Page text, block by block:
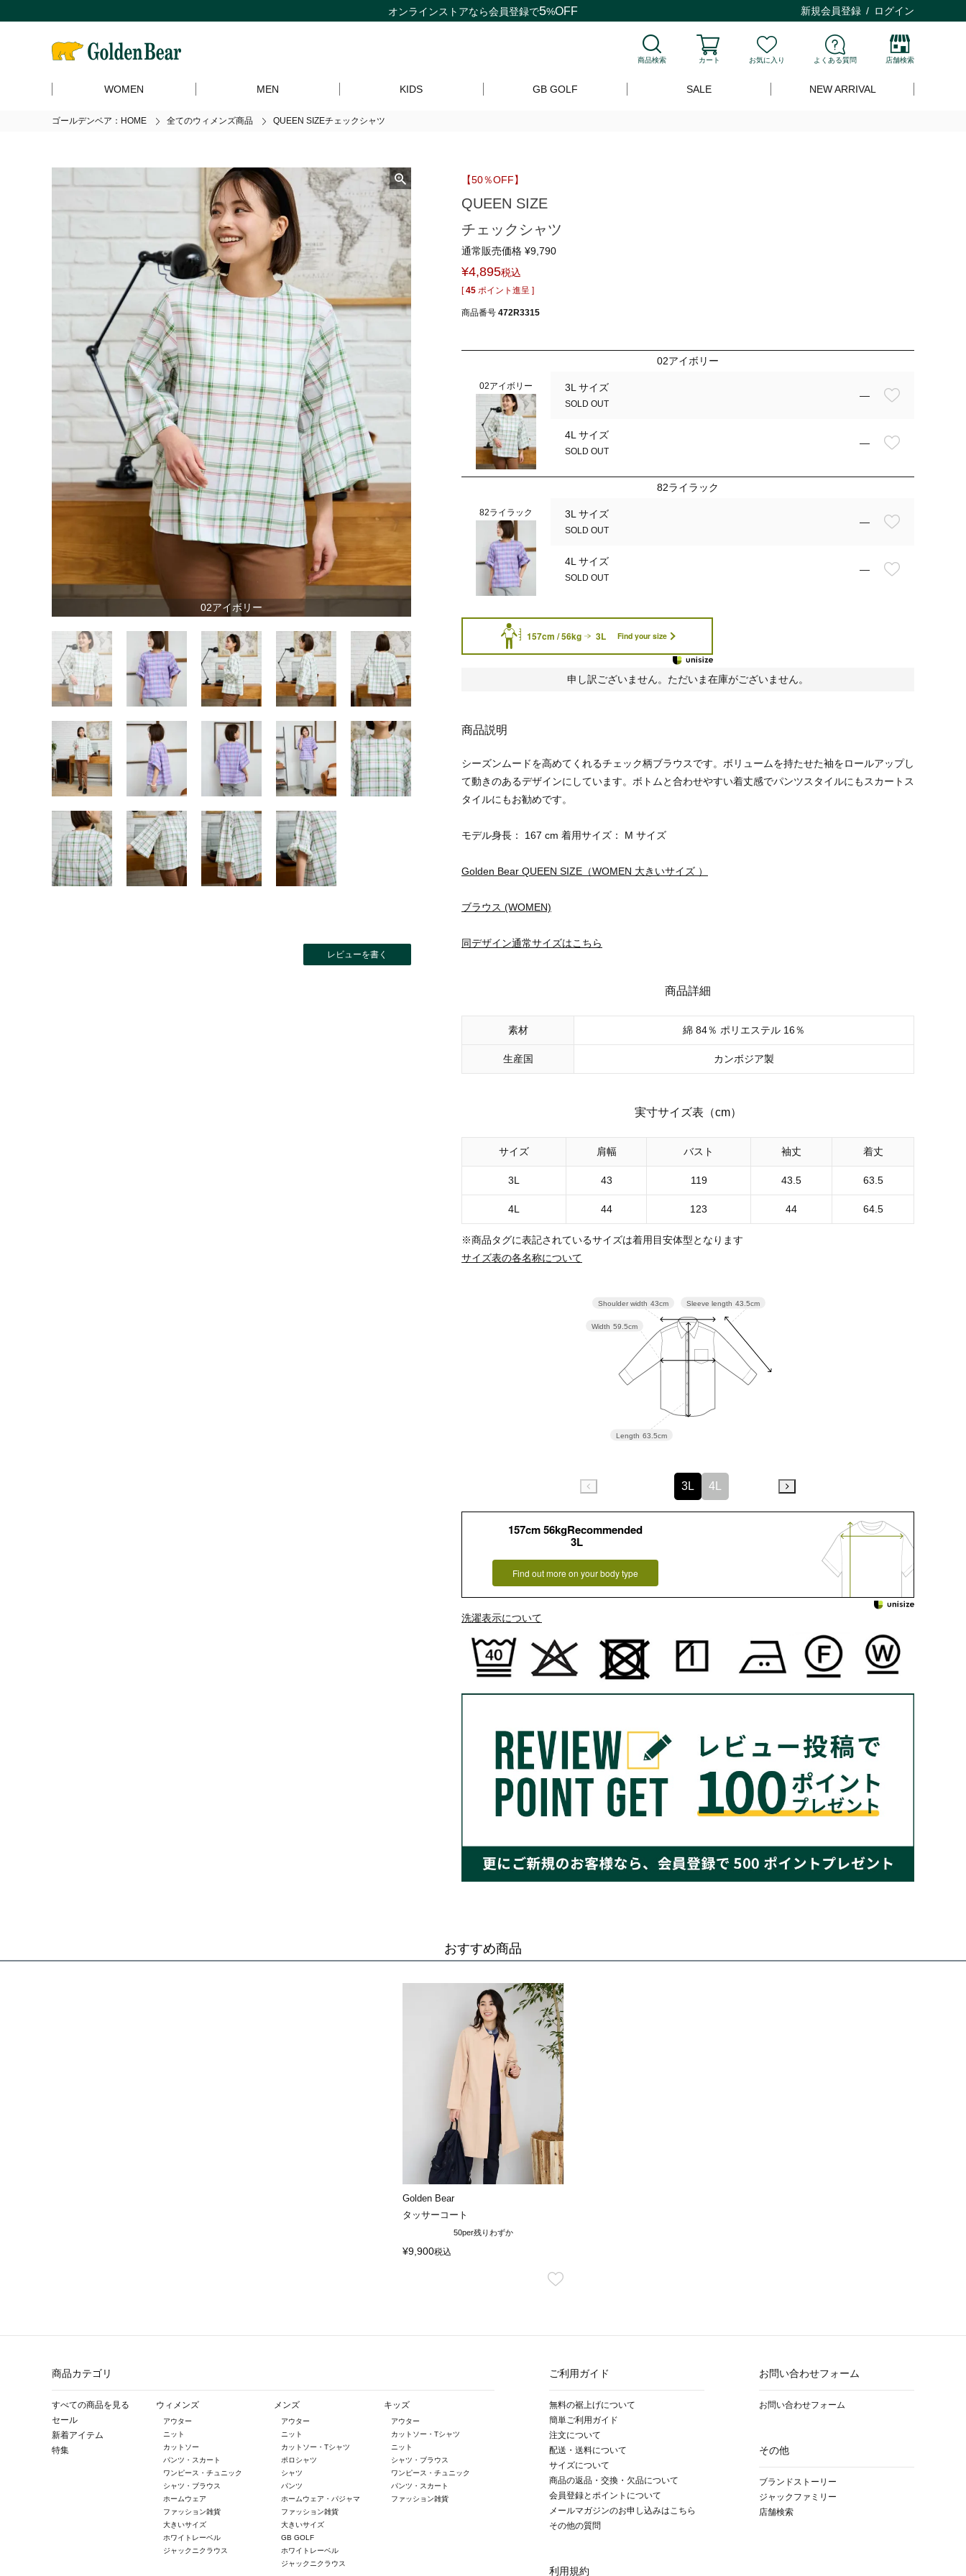
オンラインストアなら会員登録で5%OFF 新規会員登録 ログイン
商品検索 カート お気に入り よくある質問 店舗検索
WOMEN MEN KIDS GB GOLF SALE NEW ARRIVAL
ゴールデンベア：HOME 全てのウィメンズ商品 QUEEN SIZEチェックシャツ
02アイボリー
レビューを書く
【50％OFF】
QUEEN SIZE
チェックシャツ
通常販売価格 ¥9,790
¥4,895税込
[ 45 ポイント進呈 ]
商品番号 472R3315
02アイボリー
02アイボリー 3L サイズ
SOLD OUT
—
4L サイズ
SOLD OUT
—
82ライラック
82ライラック 3L サイズ
SOLD OUT
—
4L サイズ
SOLD OUT
—
157cm / 56kg 3L Find your size
申し訳ございません。ただいま在庫がございません。
商品説明
シーズンムードを高めてくれるチェック柄ブラウスです。ボリュームを持たせた袖をロールアップし
て動きのあるデザインにしています。ボトムと合わせやすい着丈感でパンツスタイルにもスカートス
タイルにもお勧めです。
モデル身長： 167 cm 着用サイズ： M サイズ
Golden Bear QUEEN SIZE（WOMEN 大きいサイズ ）
ブラウス (WOMEN)
同デザイン通常サイズはこちら
商品詳細
素材 綿 84％ ポリエステル 16％
生産国 カンボジア製
実寸サイズ表（cm）
サイズ 肩幅 バスト 袖丈 着丈
3L 43 119 43.5 63.5
4L 44 123 44 64.5
※商品タグに表記されているサイズは着用目安体型となります
サイズ表の各名称について
Sleeve length 43.5cm
Length 63.5cm
Width 59.5cm
Shoulder width 43cm
3L 4L
157cm 56kgRecommended
3L
Find out more on your body type
洗濯表示について
おすすめ商品
Golden Bear
タッサーコート
50per残りわずか
¥9,900税込
商品カテゴリ
すべての商品を見る
セール
新着アイテム
特集
ウィメンズ
アウター
ニット
カットソー
パンツ・スカート
ワンピース・チュニック
シャツ・ブラウス
ホームウェア
ファッション雑貨
大きいサイズ
ホワイトレーベル
ジャックニクラウス
メンズ
アウター
ニット
カットソー・Tシャツ
ポロシャツ
シャツ
パンツ
ホームウェア・パジャマ
ファッション雑貨
大きいサイズ
GB GOLF
ホワイトレーベル
ジャックニクラウス
キッズ
アウター
カットソー・Tシャツ
ニット
シャツ・ブラウス
ワンピース・チュニック
パンツ・スカート
ファッション雑貨
ご利用ガイド
無料の裾上げについて
簡単ご利用ガイド
注文について
配送・送料について
サイズについて
商品の返品・交換・欠品について
会員登録とポイントについて
メールマガジンのお申し込みはこちら
その他の質問
利用規約
お問い合わせフォーム
お問い合わせフォーム
その他
ブランドストーリー
ジャックファミリー
店舗検索